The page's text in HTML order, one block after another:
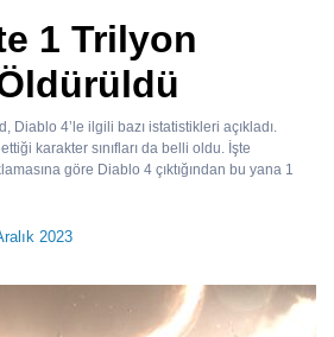
1 Trilyon
Diablo 4’le ilgili bazı istatistikleri açıkladı.
karakter sınıfları da belli oldu. İşte
göre Diablo 4 çıktığından bu yana 1
2023